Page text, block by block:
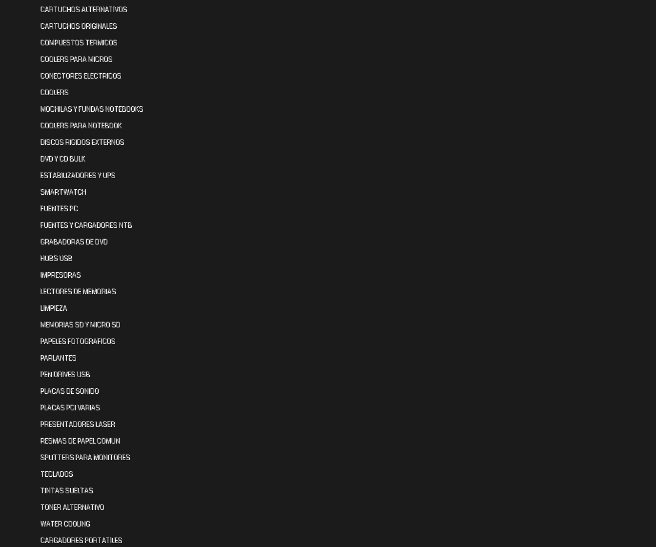
CARTUCHOS ALTERNATIVOS
CARTUCHOS ORIGINALES
COMPUESTOS TERMICOS
COOLERS PARA MICROS
CONECTORES ELECTRICOS
COOLERS
MOCHILAS Y FUNDAS NOTEBOOKS
COOLERS PARA NOTEBOOK
DISCOS RIGIDOS EXTERNOS
DVD Y CD BULK
ESTABILIZADORES Y UPS
SMARTWATCH
FUENTES PC
FUENTES Y CARGADORES NTB
GRABADORAS DE DVD
HUBS USB
IMPRESORAS
LECTORES DE MEMORIAS
LIMPIEZA
MEMORIAS SD Y MICRO SD
PAPELES FOTOGRAFICOS
PARLANTES
PEN DRIVES USB
PLACAS DE SONIDO
PLACAS PCI VARIAS
PRESENTADORES LASER
RESMAS DE PAPEL COMUN
SPLITTERS PARA MONITORES
TECLADOS
TINTAS SUELTAS
TONER ALTERNATIVO
WATER COOLING
CARGADORES PORTATILES